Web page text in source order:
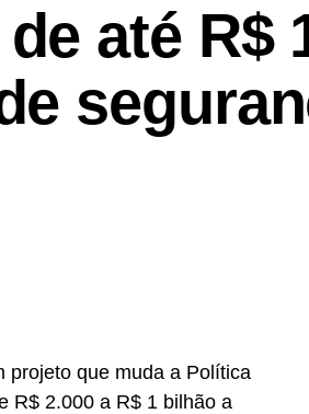
até R$
projeto que muda a Política
R$ 2.000 a R$ 1 bilhão a